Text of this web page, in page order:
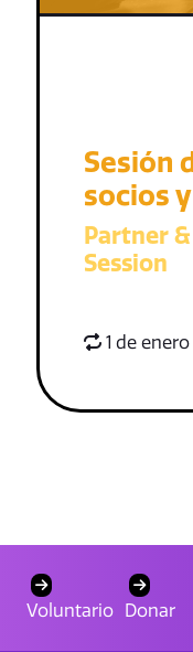
Sesión
socios
Partner
Session
1 de
Voluntario Donar